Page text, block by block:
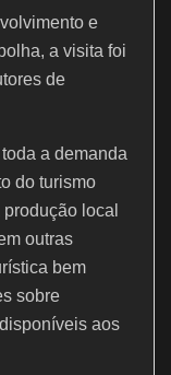
e
a visita foi
de
a demanda
do turismo
local
outras
bem
sobre
aos